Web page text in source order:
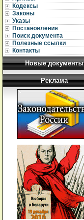
Кодексы
Законы
Указы
Постановления
Поиск документа
Полезные ссылки
Контакты
Новые документы
Реклама